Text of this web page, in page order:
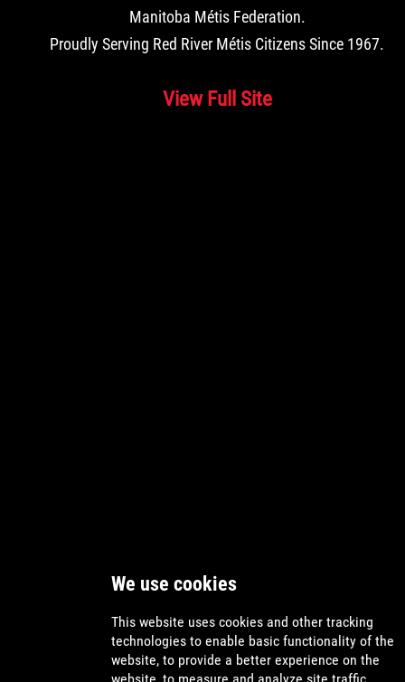
Manitoba Métis Federation.
Proudly Serving Red River Métis Citizens Since 1967.
View Full Site